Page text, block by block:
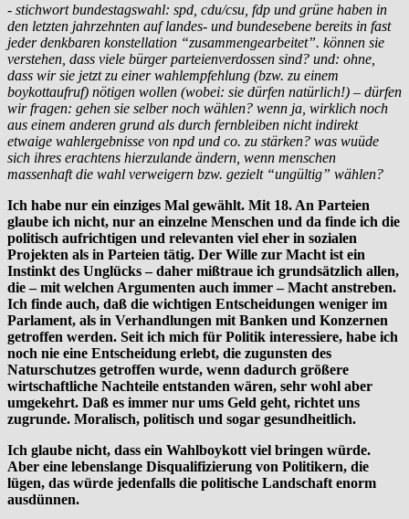
- stichwort bundestagswahl: spd, cdu/csu, fdp und grüne haben in
den letzten jahrzehnten auf landes- und bundesebene bereits in fast
jeder denkbaren konstellation “zusammengearbeitet”. können sie
verstehen, dass viele bürger parteienverdossen sind? und: ohne,
dass wir sie jetzt zu einer wahlempfehlung (bzw. zu einem
boykottaufruf) nötigen wollen (wobei: sie dürfen natürlich!) – dürfen
wir fragen: gehen sie selber noch wählen? wenn ja, wirklich noch
aus einem anderen grund als durch fernbleiben nicht indirekt
etwaige wahlergebnisse von npd und co. zu stärken? was wuüde
sich ihres erachtens hierzulande ändern, wenn menschen
massenhaft die wahl verweigern bzw. gezielt “ungültig” wählen?
Ich habe nur ein einziges Mal gewählt. Mit 18. An Parteien
glaube ich nicht, nur an einzelne Menschen und da finde ich die
politisch aufrichtigen und relevanten viel eher in sozialen
Projekten als in Parteien tätig. Der Wille zur Macht ist ein
Instinkt des Unglücks – daher mißtraue ich grundsätzlich allen,
die – mit welchen Argumenten auch immer – Macht anstreben.
Ich finde auch, daß die wichtigen Entscheidungen weniger im
Parlament, als in Verhandlungen mit Banken und Konzernen
getroffen werden. Seit ich mich für Politik interessiere, habe ich
noch nie eine Entscheidung erlebt, die zugunsten des
Naturschutzes getroffen wurde, wenn dadurch größere
wirtschaftliche Nachteile entstanden wären, sehr wohl aber
umgekehrt. Daß es immer nur ums Geld geht, richtet uns
zugrunde. Moralisch, politisch und sogar gesundheitlich.
Ich glaube nicht, dass ein Wahlboykott viel bringen würde.
Aber eine lebenslange Disqualifizierung von Politikern, die
lügen, das würde jedenfalls die politische Landschaft enorm
ausdünnen.